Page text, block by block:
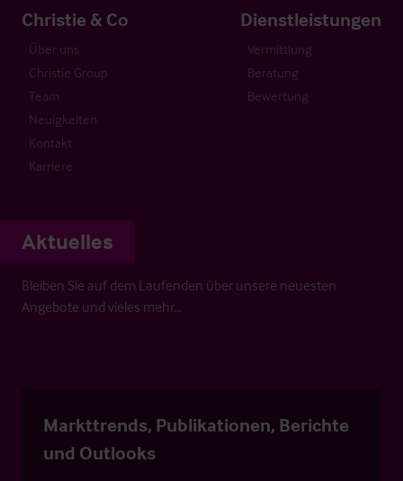
Christie & Co
Über uns
Christie Group
Team
Neuigkeiten
Kontakt
Karriere
Dienstleistungen
Vermittlung
Beratung
Bewertung
Aktuelles
Bleiben Sie auf dem Laufenden über unsere neuesten
Angebote und vieles mehr…
Markttrends, Publikationen, Berichte
und Outlooks